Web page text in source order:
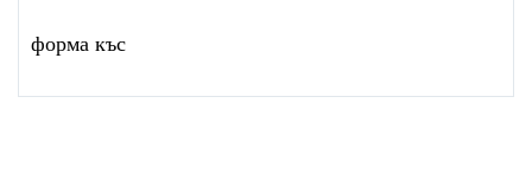
форма къс